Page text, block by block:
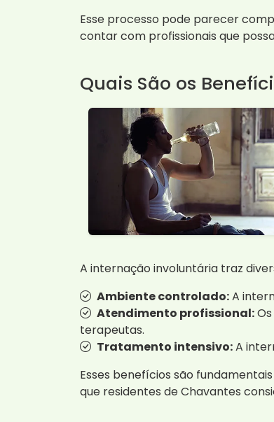
Esse processo pode parecer
contar com profissionais que
Quais São os
A internação involuntária traz
Ambiente controlado:A
Atendimento profissional:
terapeutas.
Tratamento intensivo:A
Esses benefícios são
que residentes de Chavantes